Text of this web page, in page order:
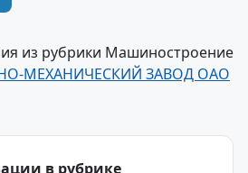
из рубрики Машиностроение
МЕХАНИЧЕСКИЙ ЗАВОД ОАО
в рубрике